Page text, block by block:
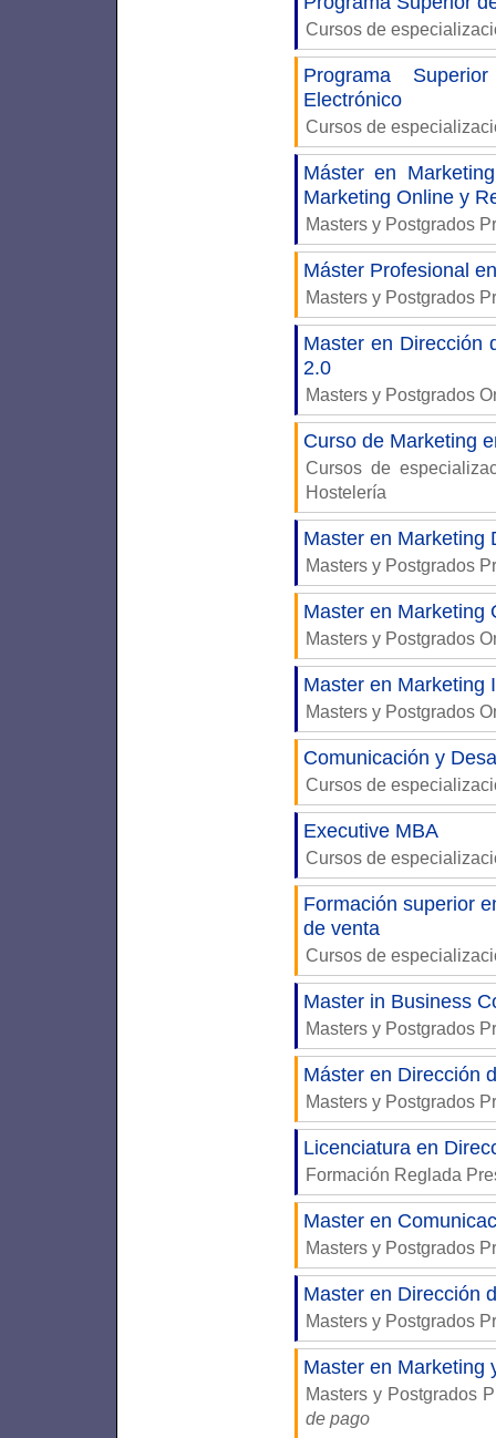
Cursos de
Programa
Electrónico
Cursos de
Máster en
Marketing Online y
Masters y Postgrados
Máster Profesional
Masters y Postgrados
Master en Dirección
2.0
Masters y Postgrados
Curso de Marketing
Cursos de
Hostelería
Master en Marketing
Masters y Postgrados
Master en Marketing
Masters y Postgrados
Master en Marketing
Masters y Postgrados
Comunicación y
Cursos de
Executive MBA
Cursos de
Formación superior
de venta
Cursos de
Master in Business
Masters y Postgrados
Máster en Dirección
Masters y Postgrados
Licenciatura en
Formación Reglada
Master en
Masters y Postgrados
Master en Dirección
Masters y Postgrados
Master en Marketing
Masters y Postgrados
de pago